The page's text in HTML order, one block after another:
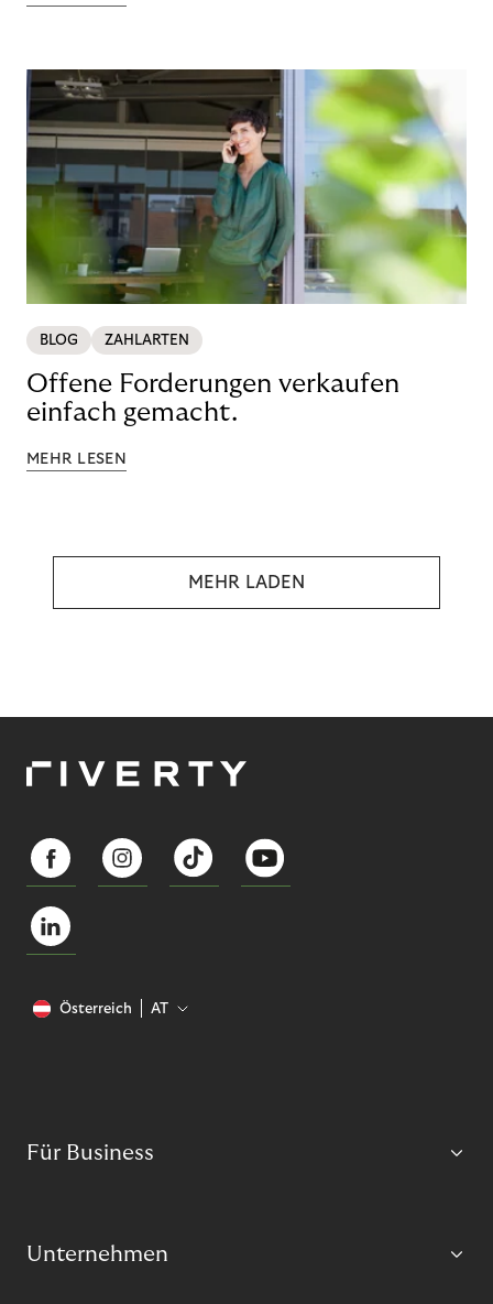
BLOG ZAHLARTEN
Offene Forderungen verkaufen
einfach gemacht.
MEHR LESEN
MEHR LADEN
Österreich AT
Für Business
Unternehmen